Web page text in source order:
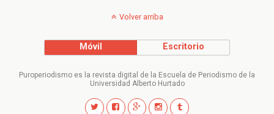
Volver arriba
Móvil Escritorio
Puroperiodismo es la revista digital de la Escuela de Periodismo de la
Universidad Alberto Hurtado